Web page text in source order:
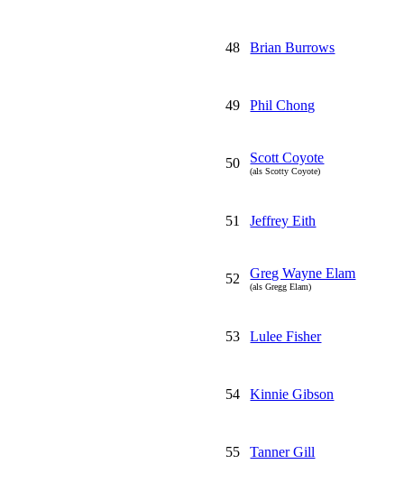
48 Brian Burrows
49 Phil Chong
50 Scott Coyote
(als Scotty Coyote)
51 Jeffrey Eith
52 Greg Wayne Elam
(als Gregg Elam)
53 Lulee Fisher
54 Kinnie Gibson
55 Tanner Gill